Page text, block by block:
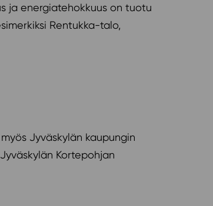
ja energiatehokkuus on tuotu
Rentukka-talo,
Jyväskylän kaupungin
Kortepohjan